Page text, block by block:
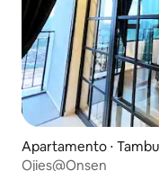
Apartamento ⋅
Ojies@Onsen